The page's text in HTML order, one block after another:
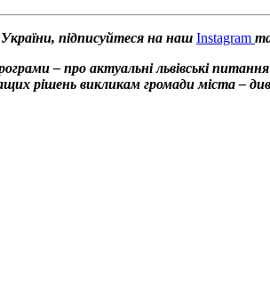
підписуйтеся на наш Instagram
– про актуальні львівські
рішень викликам громади міста –